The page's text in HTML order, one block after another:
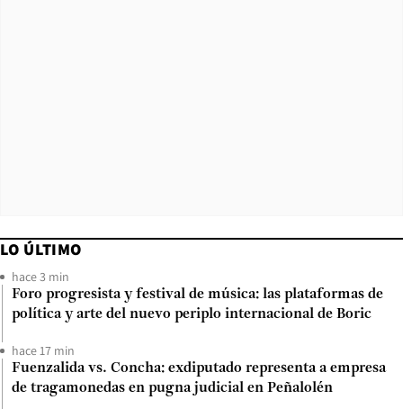
LO ÚLTIMO
hace 3 min
Foro progresista y festival de música: las plataformas de
política y arte del nuevo periplo internacional de Boric
hace 17 min
Fuenzalida vs. Concha: exdiputado representa a empresa
de tragamonedas en pugna judicial en Peñalolén